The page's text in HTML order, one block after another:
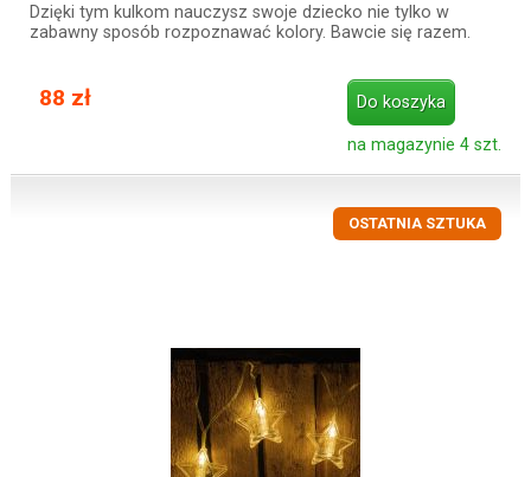
Dzięki tym kulkom nauczysz swoje dziecko nie tylko w
zabawny sposób rozpoznawać kolory. Bawcie się razem.
88 zł Do koszyka
na magazynie 4 szt.
OSTATNIA SZTUKA